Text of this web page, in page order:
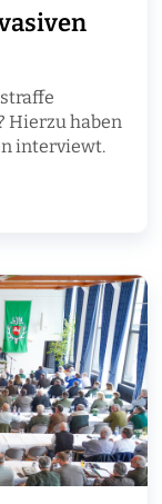
Hierzu haben
interviewt.